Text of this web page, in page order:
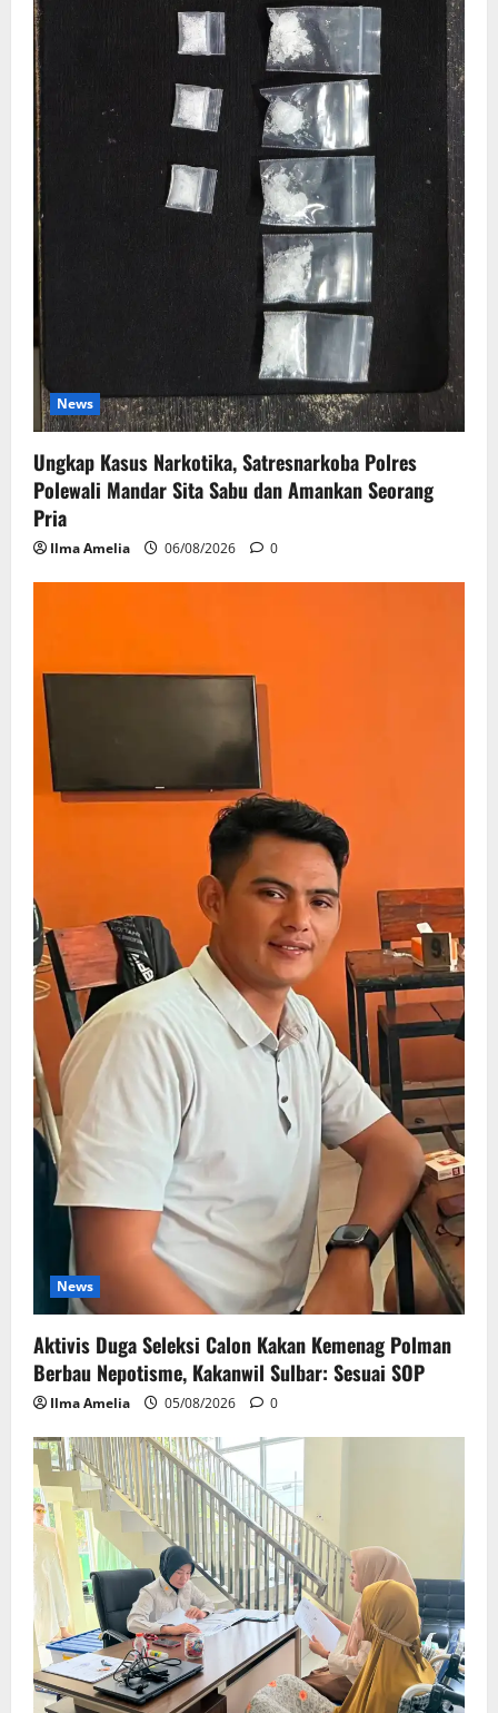
News
Ungkap Kasus Narkotika, Satresnarkoba Polres
Polewali Mandar Sita Sabu dan Amankan Seorang
Pria
Ilma Amelia 06/08/2026 0
News
Aktivis Duga Seleksi Calon Kakan Kemenag Polman
Berbau Nepotisme, Kakanwil Sulbar: Sesuai SOP
Ilma Amelia 05/08/2026 0